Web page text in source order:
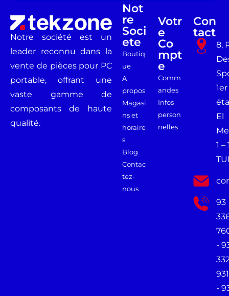
Notre société est un
leader reconnu dans la
vente de pièces pour PC
portable, offrant une
vaste gamme de
composants de haute
qualité.
Not
Re
Soci
Ete
Boutiq
ue
A
propos
Magasi
ns et
horaire
s
Blog
Contac
tez-
nous
Votr
E
Co
Mpt
E
Comm
andes
Infos
person
nelles
Con
Tact
8,
1er
El
1 –
93
-
931
-